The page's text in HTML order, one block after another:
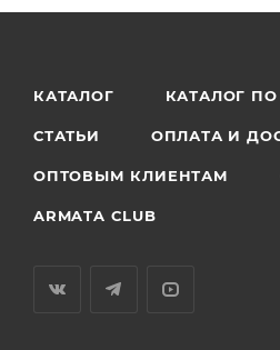
КАТАЛОГ КАТАЛОГ
СТАТЬИ ОПЛАТА И
ОПТОВЫМ КЛИЕНТАМ
ARMATA CLUB